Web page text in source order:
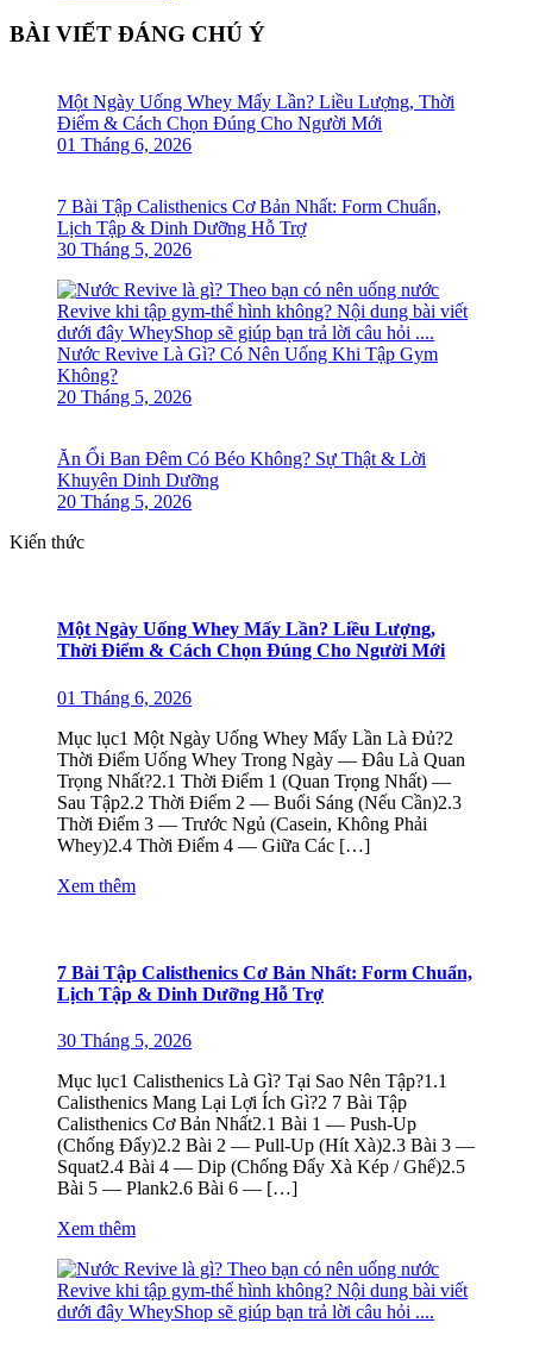
BÀI VIẾT ĐÁNG CHÚ Ý
Một Ngày Uống Whey Mấy Lần? Liều Lượng, Thời
Điểm & Cách Chọn Đúng Cho Người Mới
01 Tháng 6, 2026
7 Bài Tập Calisthenics Cơ Bản Nhất: Form Chuẩn,
Lịch Tập & Dinh Dưỡng Hỗ Trợ
30 Tháng 5, 2026
Nước Revive Là Gì? Có Nên Uống Khi Tập Gym
Không?
20 Tháng 5, 2026
Ăn Ổi Ban Đêm Có Béo Không? Sự Thật & Lời
Khuyên Dinh Dưỡng
20 Tháng 5, 2026
Kiến thức
Một Ngày Uống Whey Mấy Lần? Liều Lượng,
Thời Điểm & Cách Chọn Đúng Cho Người Mới
01 Tháng 6, 2026
Mục lục1 Một Ngày Uống Whey Mấy Lần Là Đủ?2
Thời Điểm Uống Whey Trong Ngày — Đâu Là Quan
Trọng Nhất?2.1 Thời Điểm 1 (Quan Trọng Nhất) —
Sau Tập2.2 Thời Điểm 2 — Buổi Sáng (Nếu Cần)2.3
Thời Điểm 3 — Trước Ngủ (Casein, Không Phải
Whey)2.4 Thời Điểm 4 — Giữa Các […]
Xem thêm
7 Bài Tập Calisthenics Cơ Bản Nhất: Form Chuẩn,
Lịch Tập & Dinh Dưỡng Hỗ Trợ
30 Tháng 5, 2026
Mục lục1 Calisthenics Là Gì? Tại Sao Nên Tập?1.1
Calisthenics Mang Lại Lợi Ích Gì?2 7 Bài Tập
Calisthenics Cơ Bản Nhất2.1 Bài 1 — Push-Up
(Chống Đẩy)2.2 Bài 2 — Pull-Up (Hít Xà)2.3 Bài 3 —
Squat2.4 Bài 4 — Dip (Chống Đẩy Xà Kép / Ghế)2.5
Bài 5 — Plank2.6 Bài 6 — […]
Xem thêm